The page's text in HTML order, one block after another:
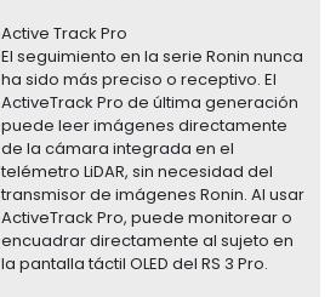
Active Track Pro
El seguimiento en la serie Ronin nunca
ha sido más preciso o receptivo. El
ActiveTrack Pro de última generación
puede leer imágenes directamente
de la cámara integrada en el
telémetro LiDAR, sin necesidad del
transmisor de imágenes Ronin. Al usar
ActiveTrack Pro, puede monitorear o
encuadrar directamente al sujeto en
la pantalla táctil OLED del RS 3 Pro.